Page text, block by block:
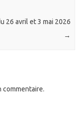
26 avril et 3 mai 2026
→
commentaire.